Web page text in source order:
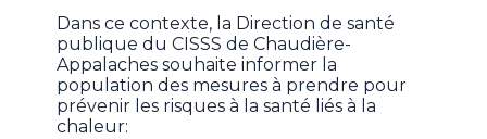
Dans ce contexte, la Direction de santé
publique du CISSS de Chaudière-
Appalaches souhaite informer la
population des mesures à prendre pour
prévenir les risques à la santé liés à la
chaleur: